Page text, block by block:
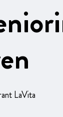
LaVita